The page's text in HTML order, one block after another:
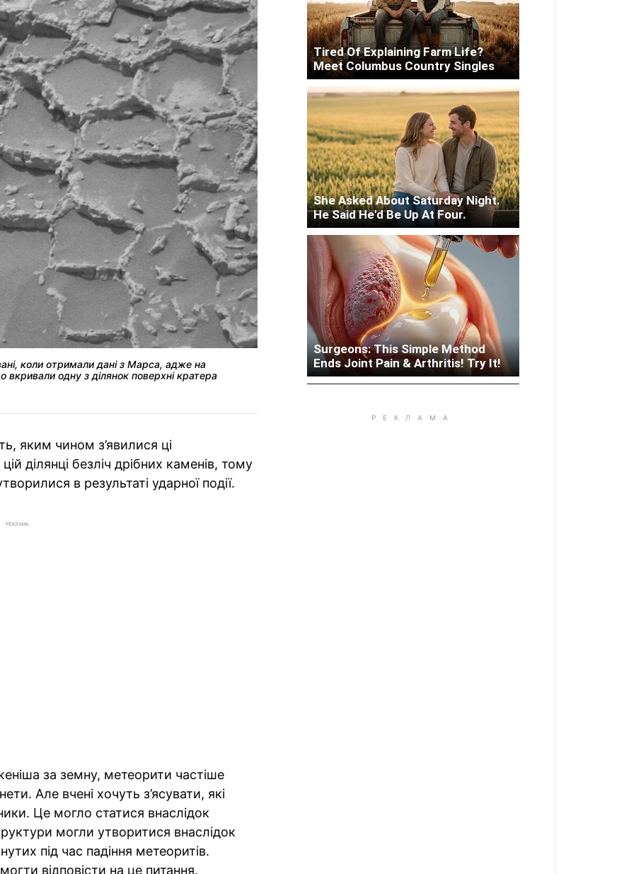
коли отримали дані з Марса, адже на
вкривали одну з ділянок поверхні кратера
яким чином з’явилися ці
ділянці безліч дрібних каменів, тому
в результаті ударної події.
РЕКЛАМА
за земну, метеорити частіше
Але вчені хочуть з’ясувати, які
Це могло статися внаслідок
могли утворитися внаслідок
під час падіння метеоритів.
відповісти на це питання.
Tired Of Explaining Farm Life?
Meet Columbus Country Singles
She Asked About Saturday Night.
He Said He'd Be Up At Four.
Surgeons: This Simple Method
Ends Joint Pain & Arthritis! Try It!
Woman Lives In Garage - Don't
Judge Until You Peek Inside